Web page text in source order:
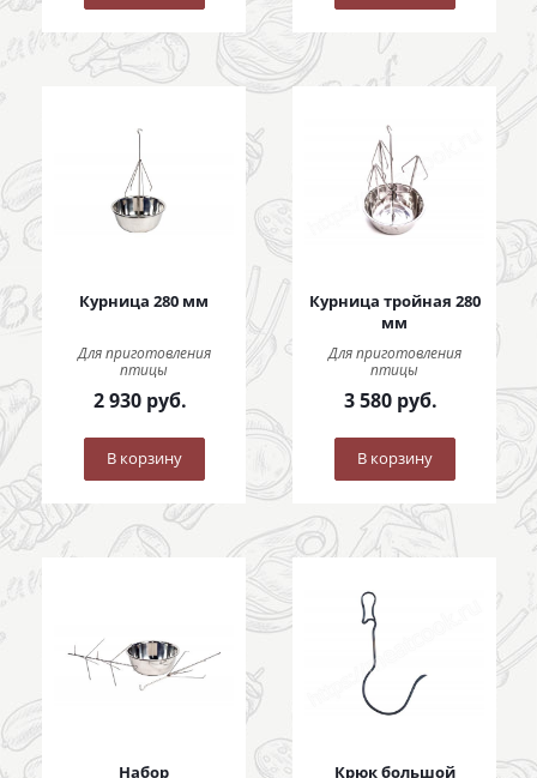
Курница 280 мм
Для приготовления
птицы
2 930руб.
В корзину
Курница тройная 280
мм
Для приготовления
птицы
3 580руб.
В корзину
Набор
Крюк большой